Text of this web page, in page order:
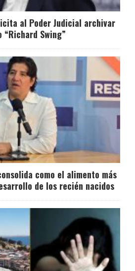
al Poder Judicial archivar
Swing”
como el alimento más
de los recién nacidos